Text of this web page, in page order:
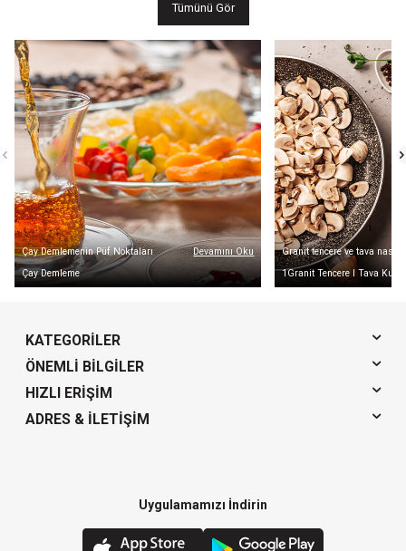
Tümünü Gör
Çay Demlemenin Püf Noktaları
Devamını Oku
Çay Demleme
Granit tencere ve tava nasıl
1Granit Tencere I Tava
KATEGORILER
ÖNEMLI BILGILER
HIZLI ERIŞIM
ADRES & İLETIŞIM
Uygulamamızı İndirin